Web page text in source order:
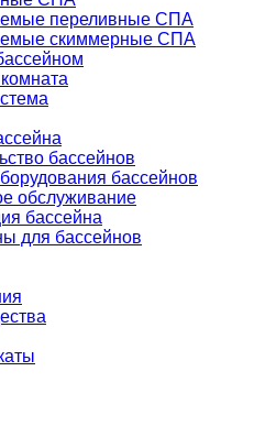
переливные СПА
скиммерные СПА
бассейнов
бассейнов
обслуживание
бассейна
для бассейнов